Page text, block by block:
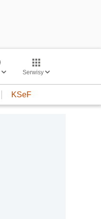
Serwisy
KSeF